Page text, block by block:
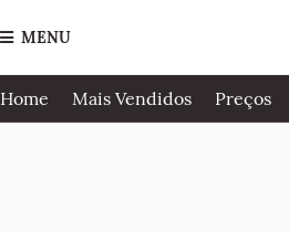
MENU
Home Mais Vendidos Preços